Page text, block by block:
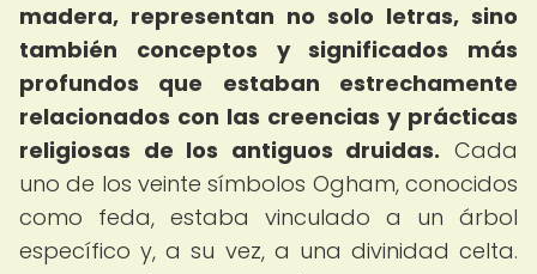
madera, representan no solo letras, sino
también conceptos y significados más
profundos que estaban estrechamente
relacionados con las creencias y prácticas
religiosas de los antiguos druidas. Cada
uno de los veinte símbolos Ogham, conocidos
como feda, estaba vinculado a un árbol
específico y, a su vez, a una divinidad celta.